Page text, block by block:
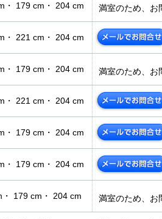
・ 179 cm・ 204 cm 満室のため、お
・ 221 cm・ 204 cm
・ 179 cm・ 204 cm 満室のため、お
・ 221 cm・ 204 cm
・ 179 cm・ 204 cm
・ 179 cm・ 204 cm
・ 179 cm・ 204 cm 満室のため、お